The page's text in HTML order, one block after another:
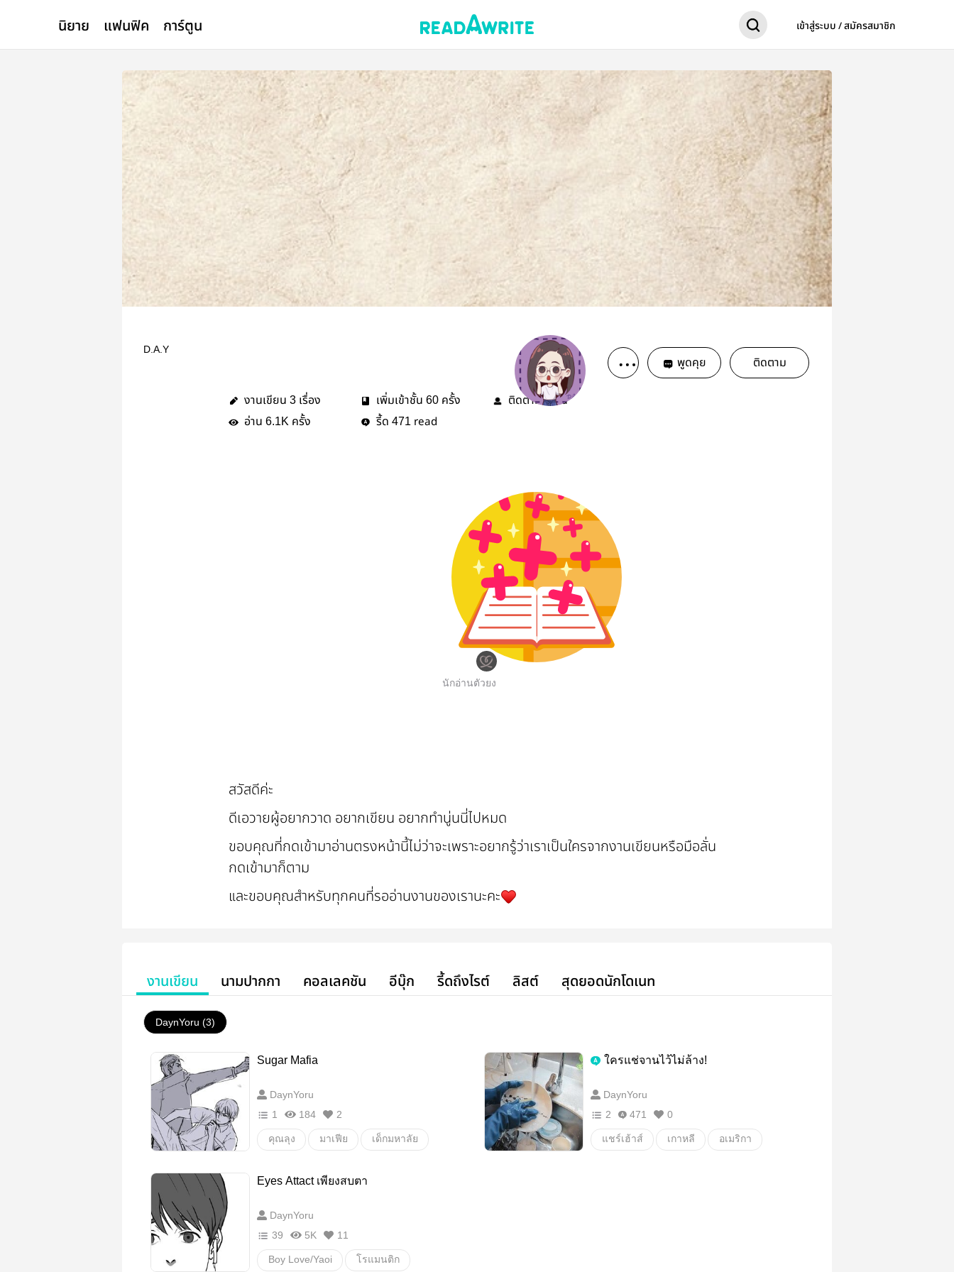
นิยาย แฟนฟิค การ์ตูน เข้าสู่ระบบ / สมัครสมาชิก
D.A.Y
พูดคุย ติดตาม
งานเขียน 3 เรื่อง เพิ่มเข้าชั้น 60 ครั้ง ติดตาม1คน
อ่าน 6.1K ครั้ง รี้ด 471 read
นักอ่านตัวยง
สวัสดีค่ะ
ดีเอวายผู้อยากวาด อยากเขียน อยากทำนู่นนี่ไปหมด
ขอบคุณที่กดเข้ามาอ่านตรงหน้านี้ไม่ว่าจะเพราะอยากรู้ว่าเราเป็นใครจากงานเขียนหรือมือลั่น
กดเข้ามาก็ตาม
และขอบคุณสำหรับทุกคนที่รออ่านงานของเรานะคะ
งานเขียน นามปากกา คอลเลคชัน อีบุ๊ก รี้ดถึงไรต์ ลิสต์ สุดยอดนักโดเนท
DaynYoru (3)
Sugar Mafia
DaynYoru
1
184 2
คุณลุง มาเฟีย เด็กมหาลัย
ใครแช่จานไว้ไม่ล้าง!
DaynYoru
2
471 0
แชร์เฮ้าส์ เกาหลี อเมริกา
Eyes Attact เพียงสบตา
DaynYoru
39
5K 11
Boy Love/Yaoi โรแมนติก